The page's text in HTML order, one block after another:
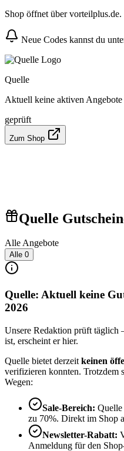
Shop öffnet über
Neue Codes kannst du
Quelle
Aktuell keine aktiven Angebote
geprüft
Zum Shop
Quelle
Alle Angebote
Alle 0
Quelle: Aktuell keine
2026
Unsere Redaktion prüft
ist, erscheint er hier.
Quelle bietet derzeit keinen
verifizieren konnten. Trotzdem
Wegen:
Sale-Bereich:
zu 70%. Direkt im Shop
Newsletter-Rabatt:
Anmeldung für den